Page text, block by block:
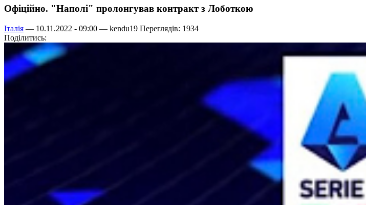
Офіційно. "Наполі" пролонгував контракт з Лоботкою
Італія — 10.11.2022 - 09:00 — kendu19 Переглядів: 1934
Поділитись: